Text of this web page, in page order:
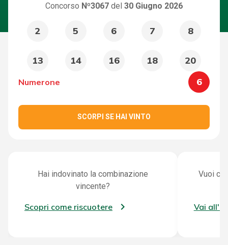
Concorso Nº3067 del 30 Giugno 2026
2 5 6 7 8
13 14 16 18 20
Numerone 6
SCORPI SE HAI VINTO
Hai indovinato la combinazione
vincente?
Scopri come riscuotere
Vuoi
Vai